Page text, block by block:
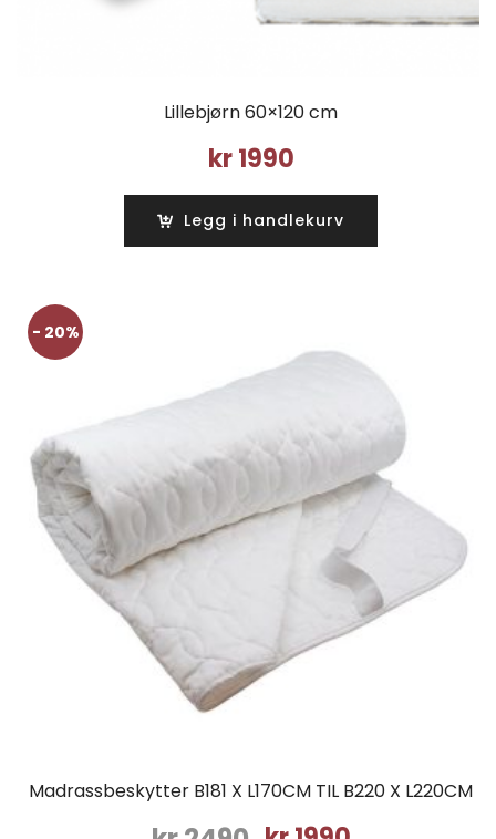
Lillebjørn 60×120 cm
kr 1990
Legg i handlekurv
- 20%
Madrassbeskytter B181 X L170CM TIL B220 X L220CM
OpprinneligNåværende